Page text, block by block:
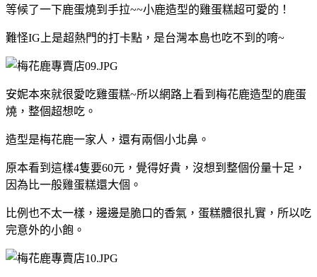
等候了一下鹿蛋燒到手拉~~小鹿造型的雞蛋糕超可愛的！
難怪IG上是超熱門的打卡點，是台灣本島也吃不到的唷~
安妮本來就很愛吃雞蛋糕~所以網路上看到梅花鹿造型的鹿蛋
燒，整個超想吃。
造型是梅花鹿一家人，還有兩個小北鼻。
原本看到這樣4隻要60元，覺得好貴，沒想到整個份量十足，
因為比一般雞蛋糕還大個。
比例也不太一樣，邊邊是脆口的香氣，蛋糕體很扎實，所以吃
完意外的小飽。